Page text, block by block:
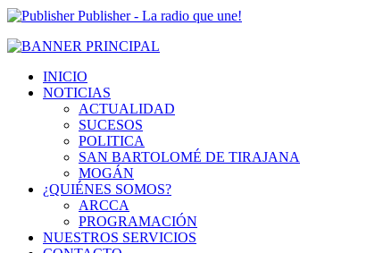
Publisher - La radio que une!
INICIO
NOTICIAS
ACTUALIDAD
SUCESOS
POLITICA
SAN BARTOLOMÉ DE TIRAJANA
MOGÁN
¿QUIÉNES SOMOS?
ARCCA
PROGRAMACIÓN
NUESTROS SERVICIOS